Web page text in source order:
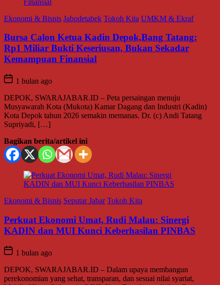
Ekonomi & Bisnis Jabodetabek Tokoh Kita UMKM & Ekraf
Bursa Calon Ketua Kadin Depok,Bang Tatang:
Rp1 Miliar Bukti Keseriusan, Bukan Sekadar
Kemampuan Finansial
1 bulan ago
DEPOK, SWARAJABAR.ID – Peta persaingan menuju
Musyawarah Kota (Mukota) Kamar Dagang dan Industri (Kadin)
Kota Depok tahun 2026 semakin memanas. Dr. (c) Andi Tatang
Supriyadi, […]
Bagikan berita/artikel ini
Ekonomi & Bisnis Seputar Jabar Tokoh Kita
Perkuat Ekonomi Umat, Rudi Malau: Sinergi
KADIN dan MUI Kunci Keberhasilan PINBAS
1 bulan ago
DEPOK, SWARAJABAR.ID – Dalam upaya membangun
perekonomian yang sehat, transparan, dan sesuai nilai syariat,